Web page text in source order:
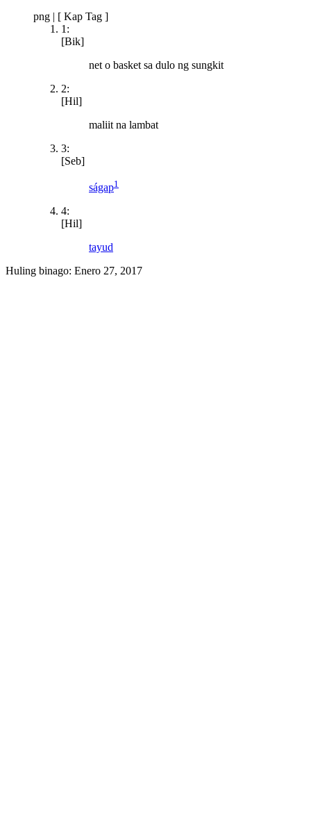
png | [ Kap Tag ]
1:
[Bik]
net o basket sa dulo ng sungkit
2:
[Hil]
maliit na lambat
3:
[Seb]
ságap1
4:
[Hil]
tayud
Huling binago: Enero 27, 2017